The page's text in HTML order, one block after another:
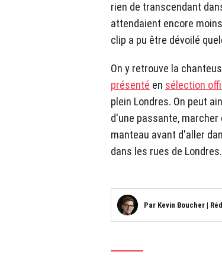
rien de transcendant
attendaient encore
clip a pu être dévoilé
On y retrouve la
présenté en sélection
plein Londres. On peut
d'une passante,
manteau avant d'aller
dans les rues de Londres.
Par Kevin Boucher |